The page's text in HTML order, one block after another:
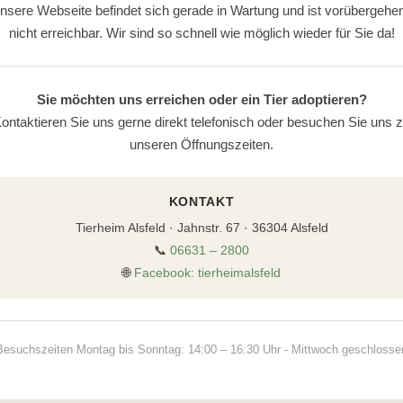
Webseite befindet sich gerade in Wartung und ist
nicht erreichbar. Wir sind so schnell wie möglich wieder für Sie da!
Sie möchten uns erreichen oder ein Tier adoptieren?
Sie uns gerne direkt telefonisch oder besuchen Sie uns
unseren Öffnungszeiten.
KONTAKT
Tierheim Alsfeld · Jahnstr. 67 · 36304 Alsfeld
📞 06631 – 2800
🌐 Facebook: tierheimalsfeld
Montag bis Sonntag: 14:00 – 16:30 Uhr - Mittwoch